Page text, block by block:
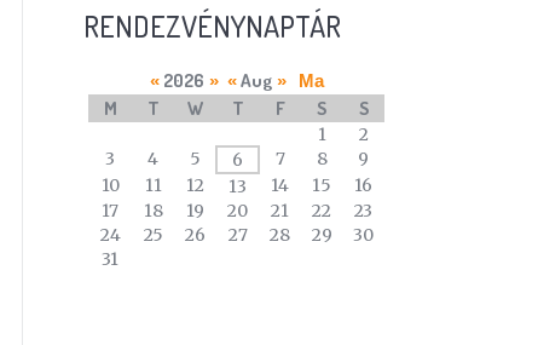
RENDEZVÉNYNAPTÁR
calendar
of
events
« 2026 » « Aug » Ma
M T W T F S S
1
2
3
4 5 6 7 8
9
10
11 12 13 14 15
16
17
18 19 20 21 22
23
24
25 26 27 28 29
30
31